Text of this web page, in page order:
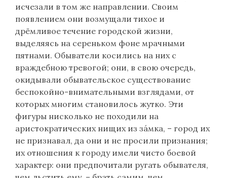
исчезали в том же направлении. Своим
появлением они возмущали тихое и
дрёмливое течение городской жизни,
выделяясь на сереньком фоне мрачными
пятнами. Обыватели косились на них с
враждебною тревогой; они, в свою очередь,
окидывали обывательское существование
беспокойно-внимательными взглядами, от
которых многим становилось жутко. Эти
фигуры нисколько не походили на
аристократических нищих из зáмка, – город их
не признавал, да они и не просили признания;
их отношения к городу имели чисто боевой
характер: они предпочитали ругать обывателя,